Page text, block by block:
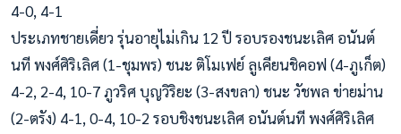
4-0, 4-1
ประเภทชายเดี่ยว รุ่นอายุไม่เกิน 12 ปี รอบรองชนะเลิศ อนันต์
นที พงศ์ศิริเลิศ (1-ชุมพร) ชนะ ติโมเฟย์ ลูเคียนชิคอฟ (4-ภูเก็ต)
4-2, 2-4, 10-7 ภูวริศ บุญวิริยะ (3-สงขลา) ชนะ วัชพล ข่ายม่าน
(2-ตรัง) 4-1, 0-4, 10-2 รอบชิงชนะเลิศ อนันต์นที พงศ์ศิริเลิศ